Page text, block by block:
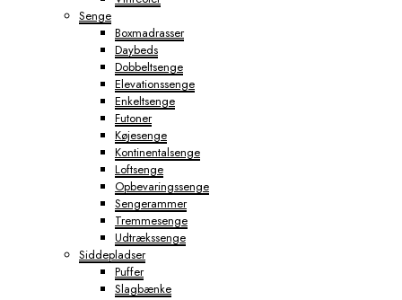
Senge
Boxmadrasser
Daybeds
Dobbeltsenge
Elevationssenge
Enkeltsenge
Futoner
Køjesenge
Kontinentalsenge
Loftsenge
Opbevaringssenge
Sengerammer
Tremmesenge
Udtrækssenge
Siddepladser
Puffer
Slagbænke